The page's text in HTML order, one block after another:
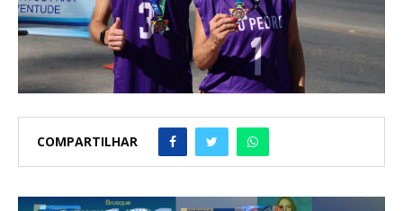
COMPARTILHAR